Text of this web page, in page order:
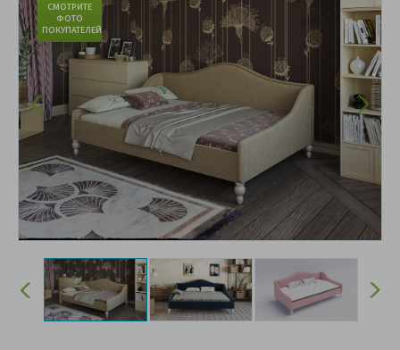
СМОТРИТЕ
ФОТО
ПОКУПАТЕЛЕЙ